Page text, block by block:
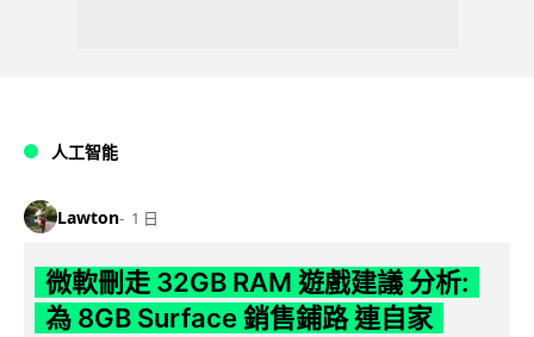
人工智能
Lawton 1 日
微軟刪走 32GB RAM 遊戲建議 分析:
為 8GB Surface 銷售鋪路 連自家